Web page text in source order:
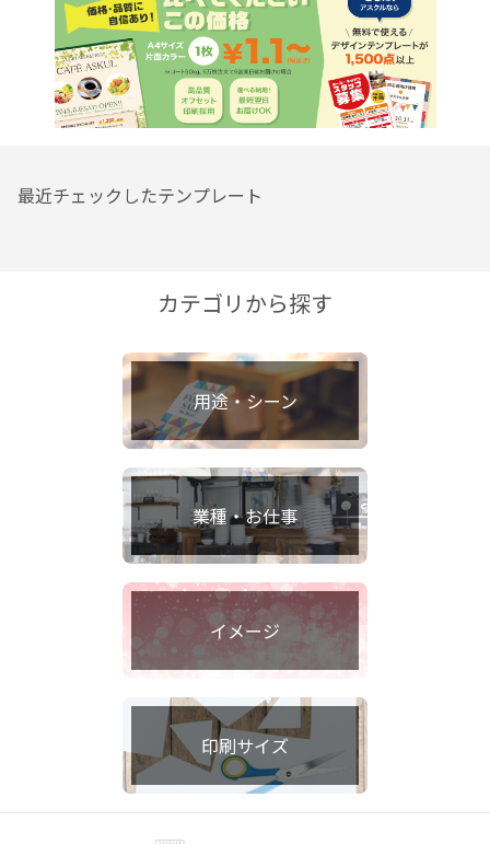
最近チェックしたテンプレート
カテゴリから探す
用途・シーン
業種・お仕事
イメージ
印刷サイズ